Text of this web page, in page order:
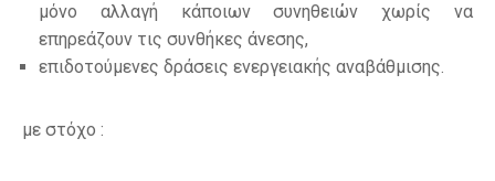
μόνο αλλαγή κάποιων συνηθειών χωρίς να
επηρεάζουν τις συνθήκες άνεσης,
επιδοτούμενες δράσεις ενεργειακής αναβάθμισης.
με στόχο :